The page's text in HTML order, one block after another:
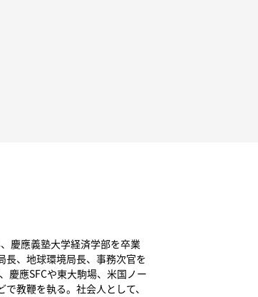
慶應義塾大学経済学部を卒業
長、地球環境局長、事務次官を
慶應SFCや東大駒場、米国ノー
教鞭を執る。社会人として、